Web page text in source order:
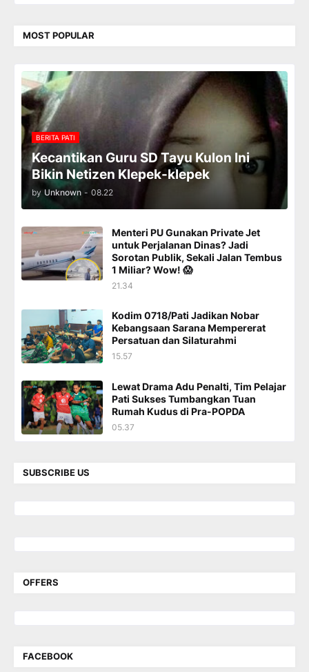
MOST POPULAR
BERITA PATI
Kecantikan Guru SD Tayu Kulon Ini
Bikin Netizen Klepek-klepek
by Unknown - 08.22
Menteri PU Gunakan Private Jet
untuk Perjalanan Dinas? Jadi
Sorotan Publik, Sekali Jalan Tembus
1 Miliar? Wow! 😱
21.34
Kodim 0718/Pati Jadikan Nobar
Kebangsaan Sarana Mempererat
Persatuan dan Silaturahmi
15.57
Lewat Drama Adu Penalti, Tim Pelajar
Pati Sukses Tumbangkan Tuan
Rumah Kudus di Pra-POPDA
05.37
SUBSCRIBE US
OFFERS
FACEBOOK